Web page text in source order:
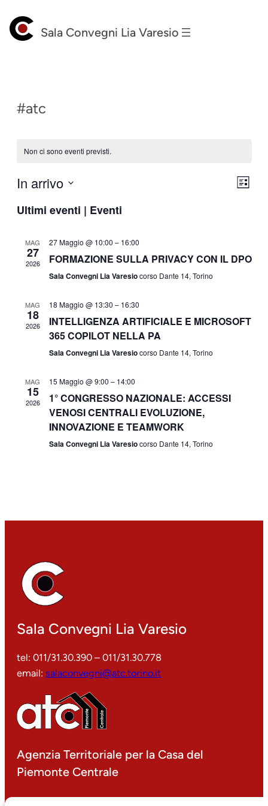
Sala Convegni Lia Varesio
#atc
Non ci sono eventi previsti.
Lista
In arrivo
la
Ultimi eventi | Eventi
MAG
27
2026
27 Maggio @ 10:00 – 16:00
FORMAZIONE SULLA PRIVACY CON IL DPO
Sala Convegni Lia Varesiocorso Dante 14, Torino
MAG
18
2026
18 Maggio @ 13:30 – 16:30
INTELLIGENZA ARTIFICIALE E MICROSOFT
365 COPILOT NELLA PA
Sala Convegni Lia Varesiocorso Dante 14, Torino
MAG
15
2026
15 Maggio @ 9:00 – 14:00
1° CONGRESSO NAZIONALE: ACCESSI
VENOSI CENTRALI EVOLUZIONE,
INNOVAZIONE E TEAMWORK
Sala Convegni Lia Varesiocorso Dante 14, Torino
Sala Convegni Lia Varesio
tel: 011/31.30.390 – 011/31.30.778
email: salaconvegni@atc.torino.it
Agenzia Territoriale per la Casa del
Piemonte Centrale